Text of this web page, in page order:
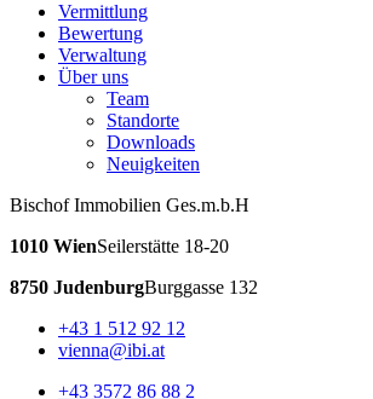
Vermittlung
Bewertung
Verwaltung
Über uns
Team
Standorte
Downloads
Neuigkeiten
Bischof Immobilien Ges.m.b.H
1010 WienSeilerstätte 18-20
8750 JudenburgBurggasse 132
+43 1 512 92 12
vienna@ibi.at
+43 3572 86 88 2